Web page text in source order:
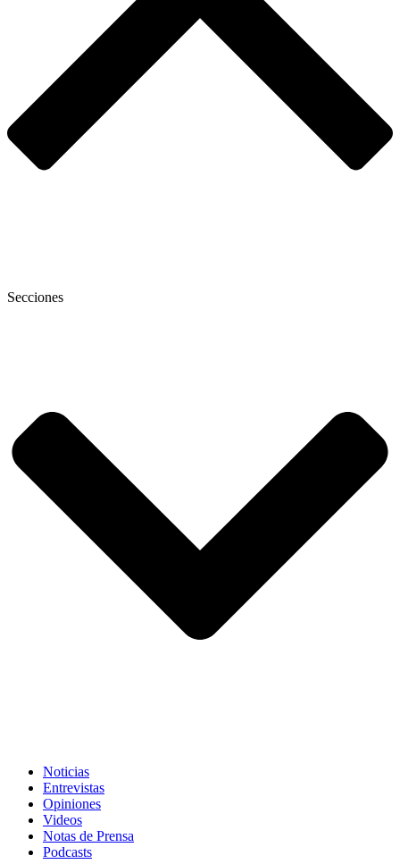
Secciones
Noticias
Entrevistas
Opiniones
Videos
Notas de Prensa
Podcasts